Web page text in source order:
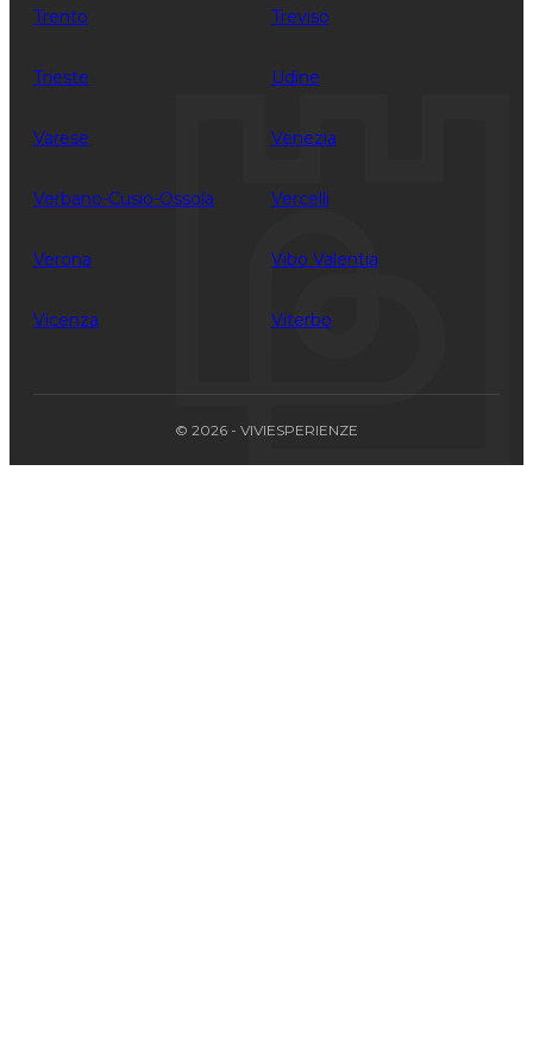
Trento Treviso
Trieste Udine
Varese Venezia
Verbano-Cusio-Ossola Vercelli
Verona Vibo Valentia
Vicenza Viterbo
© 2026 - VIVIESPERIENZE